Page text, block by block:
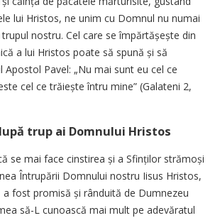
lui Hristos, ne unim cu Domnul nu numai
nostru. Cel care se împărtășește din
a lui Hristos poate să spună și să
Apostol Pavel: „Nu mai sunt eu cel ce
cel ce trăiește întru mine” (Galateni 2,
trup ai Domnului Hristos
se mai face cinstirea și a Sfinților strămoși
Întrupării Domnului nostru Iisus Hristos,
a fost promisă și rânduită de Dumnezeu
să-L cunoască mai mult pe adevăratul